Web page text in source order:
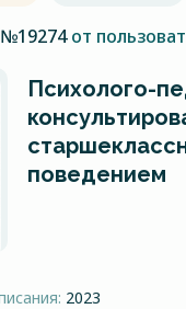
№19274от
Психолого-
поведением
2023